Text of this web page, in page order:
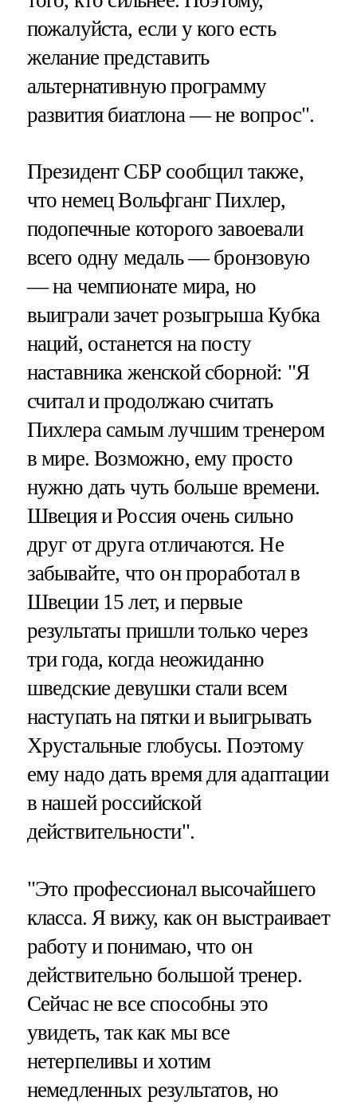
пожалуйста, если у кого есть
желание представить
альтернативную программу
развития биатлона — не вопрос".
Президент СБР сообщил также,
что немец Вольфганг Пихлер,
подопечные которого завоевали
всего одну медаль — бронзовую
— на чемпионате мира, но
выиграли зачет розыгрыша Кубка
наций, останется на посту
наставника женской сборной: "Я
считал и продолжаю считать
Пихлера самым лучшим тренером
в мире. Возможно, ему просто
нужно дать чуть больше времени.
Швеция и Россия очень сильно
друг от друга отличаются. Не
забывайте, что он проработал в
Швеции 15 лет, и первые
результаты пришли только через
три года, когда неожиданно
шведские девушки стали всем
наступать на пятки и выигрывать
Хрустальные глобусы. Поэтому
ему надо дать время для адаптации
в нашей российской
действительности".
"Это профессионал высочайшего
класса. Я вижу, как он выстраивает
работу и понимаю, что он
действительно большой тренер.
Сейчас не все способны это
увидеть, так как мы все
нетерпеливы и хотим
немедленных результатов, но